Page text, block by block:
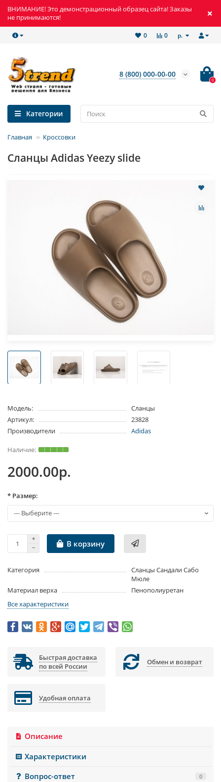
ВНИМАНИЕ! Это демонстрационный образец сайта! Заказы
не принимаются!
р.
0
0
8 (800) 000-00-00
0
Категории
Главная Кроссовки
Сланцы Adidas Yeezy slide
Модель:
Сланцы
Артикул:
23828
Производители
Adidas
2000.00р.
* Размер:
В корзину
Категория
Сланцы Сандали Сабо
Мюле
Материал верха
Пенополиуретан
Все характеристики
Быстрая доставка
по всей России
Обмен и возврат
Удобная оплата
Описание
Характеристики
Вопрос-ответ
0